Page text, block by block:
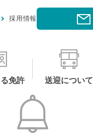
採用情報
免許 送迎について